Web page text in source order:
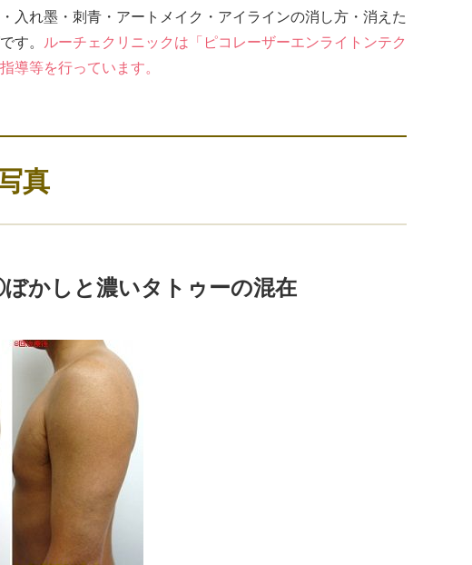
入れ墨・刺青・アートメイク・アイラインの消し方・消えた
す。
ルーチェクリニックは「ピコレーザーエンライトンテク
導等を行っています。
真
かしと濃いタトゥーの混在